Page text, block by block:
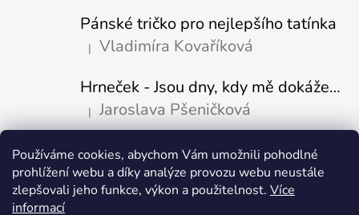
Používáme cookies, abychom Vám umožnili pohodlné
prohlížení webu a díky analýze provozu webu neustále
zlepšovali jeho funkce, výkon a použitelnost. Více
informací
Pánské tričko pro nejlepšího tatínka
Hodnocení produktu je 5 z 5 hvězdiček.
| Vladimíra Kovaříková
Hrneček - Jsou dny, kdy mě dokáže nasrat i vzduch-naštvaný pejsek
Hodnocení produktu je 5 z 5 hvězdiček.
| Jaroslava Pšeničková
Přijímáme online platby